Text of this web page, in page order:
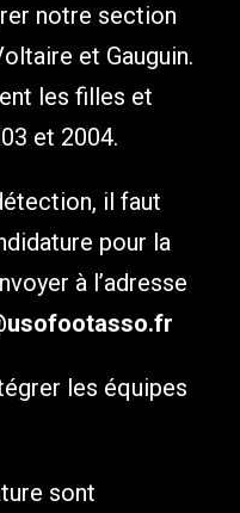
notre section
et Gauguin.
les filles et
et 2004.
il faut
pour la
à l’adresse
les équipes
sont